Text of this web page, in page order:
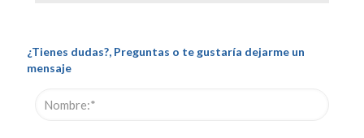
¿Tienes dudas?, Preguntas o te gustaría dejarme un
mensaje